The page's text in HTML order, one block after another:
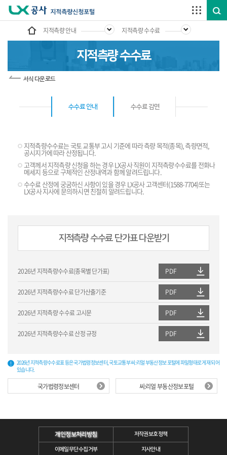
지적측량 안내 지적측량 수수료
지적측량 수수료
서식 다운로드
수수료 안내 수수료 감면
지적측량수수료는 국토 교통부 고시 기준에 따라 측량 목적(종목), 측량면적,
공시지가에 따라 산정됩니다.
고객께서 지적측량 신청을 하는 경우 LX공사 직원이 지적측량수수료를 전화나
메세지 등으로 구체적인 산정내역과 함께 알려드립니다.
수수료 산정에 궁굼하신 사항이 있을 경우 LX공사 고객센터(1588-7704)또는
LX공사 지사에 문의하시면 친절히 알려드립니다.
지적측량 수수료 단가표 다운받기
2026년 지적측량수수료(종목별 단가표) PDF
2026년 지적측량수수료 단가산출기준 PDF
2026년 지적측량 수수료 고시문 PDF
2026년 지적측량수수료 산정 규정 PDF
2026년 지적측량수수료표 등은 국가법령정보센터, 국토교통부 씨:리얼 부동산정보 포털에 파일형태로 게재 되어
있습니다.
국가법령정보센터 씨:리얼 부동산정보포털
개인정보처리방침 저작권보호정책
이메일무단수집거부 지사안내